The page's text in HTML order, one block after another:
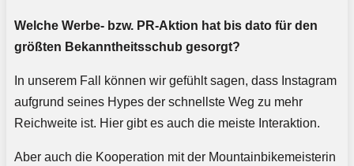
Welche Werbe- bzw. PR-Aktion hat bis dato für den
größten Bekanntheitsschub gesorgt?
In unserem Fall können wir gefühlt sagen, dass Instagram
aufgrund seines Hypes der schnellste Weg zu mehr
Reichweite ist. Hier gibt es auch die meiste Interaktion.
Aber auch die Kooperation mit der Mountainbikemeisterin